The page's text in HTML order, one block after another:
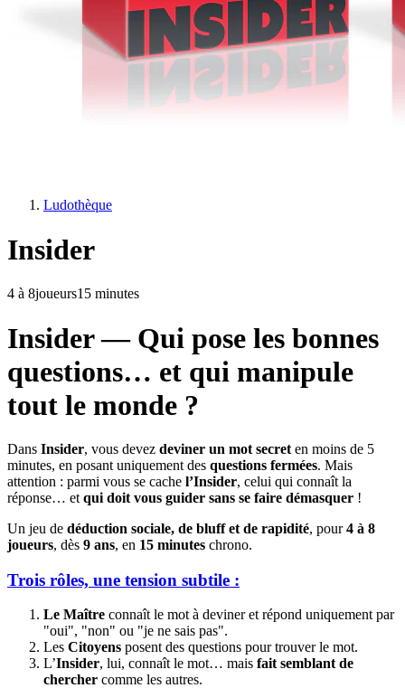
Ludothèque
Insider
4 à 8joueurs15 minutes
Insider — Qui pose les bonnes
questions… et qui manipule
tout le monde ?
Dans Insider, vous devez deviner un mot secret en moins de 5
minutes, en posant uniquement des questions fermées. Mais
attention : parmi vous se cache l’Insider, celui qui connaît la
réponse… et qui doit vous guider sans se faire démasquer !
Un jeu de déduction sociale, de bluff et de rapidité, pour4 à 8
joueurs, dès 9 ans, en 15 minutes chrono.
Trois rôles, une tension subtile :
Le Maître connaît le mot à deviner et répond uniquement par
"oui", "non" ou "je ne sais pas".
Les Citoyens posent des questions pour trouver le mot.
L’Insider, lui, connaît le mot… mais fait semblant de
chercher comme les autres.